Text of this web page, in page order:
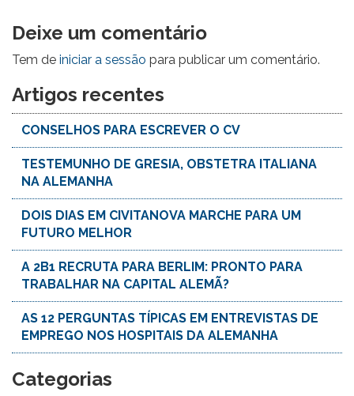
Deixe um comentário
Tem de iniciar a sessão para publicar um comentário.
Artigos recentes
CONSELHOS PARA ESCREVER O CV
TESTEMUNHO DE GRESIA, OBSTETRA ITALIANA
NA ALEMANHA
DOIS DIAS EM CIVITANOVA MARCHE PARA UM
FUTURO MELHOR
A 2B1 RECRUTA PARA BERLIM: PRONTO PARA
TRABALHAR NA CAPITAL ALEMÃ?
AS 12 PERGUNTAS TÍPICAS EM ENTREVISTAS DE
EMPREGO NOS HOSPITAIS DA ALEMANHA
Categorias